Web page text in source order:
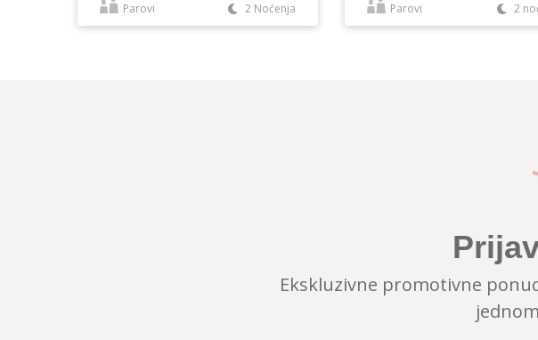
Parovi 2 Noćenja Parovi 2
Ekskluzivne promotivne